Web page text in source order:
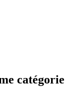
catégorie